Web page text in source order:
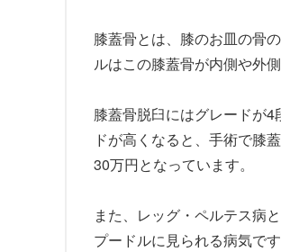
膝蓋骨とは、膝のお皿の骨
ルはこの膝蓋骨が内側や外
膝蓋骨脱臼にはグレードが
ドが高くなると、手術で膝
30万円となっています。
また、レッグ・ペルテス病
プードルに見られる病気で